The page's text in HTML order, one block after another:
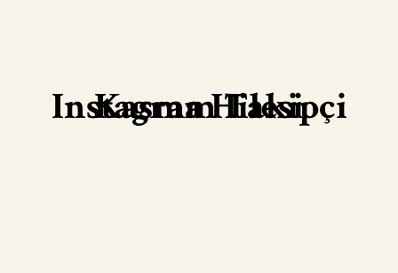
Instagram Takipçi Kasma Hilesi